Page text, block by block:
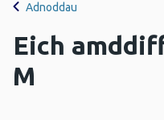
Adnoddau
Eich
M